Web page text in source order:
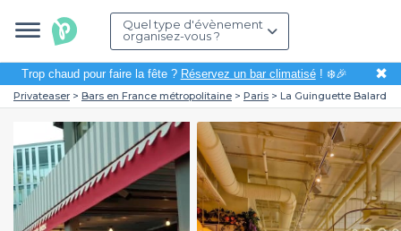
Quel type d'évènement
organisez-vous ?
Trop chaud pour faire la fête ? Réservez un bar climatisé! ❄️🎉 ✖
Privateaser Bars en France métropolitaine Paris La Guinguette Balard